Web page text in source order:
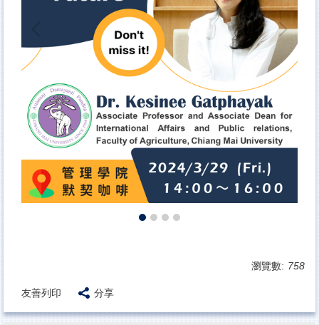
瀏覽數: 758
友善列印 分享